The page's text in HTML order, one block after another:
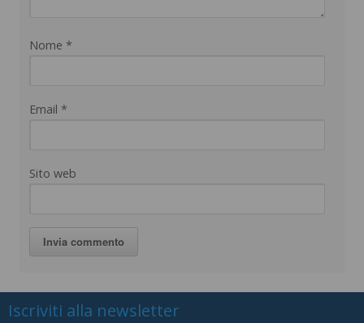
Nome *
Email *
Sito web
Iscriviti alla newsletter